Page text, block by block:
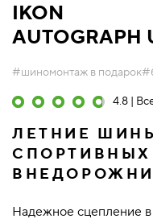
IKON
AUTOGRAPH
#шиномонтаж в подарок
4.8 |
ЛЕТНИЕ
Надежное сцепление